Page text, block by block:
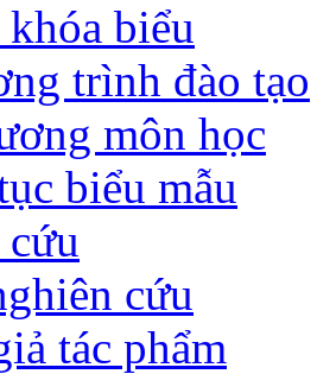
biểu
trình đào tạo
môn học
biểu mẫu
cứu
tác phẩm